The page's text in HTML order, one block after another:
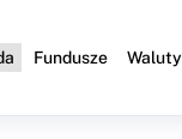
Fundusze Waluty